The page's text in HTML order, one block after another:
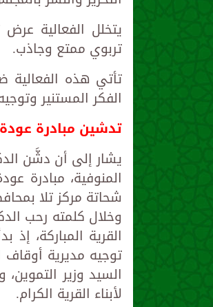
يتخلل الفعالية
تربوي ممتع وجاذب.
تأتي هذه الفعالية
الفكر المستنير
تدشين مبادرة عودة
يشار إلى أن دشَّن
المنوفية، مبادرة
شحاتة مركز تلا
وخلال كلمته رحب
القرية المباركة،
توجيه مديرية أوقاف
السيد وزير
لأبناء القرية الكرام.